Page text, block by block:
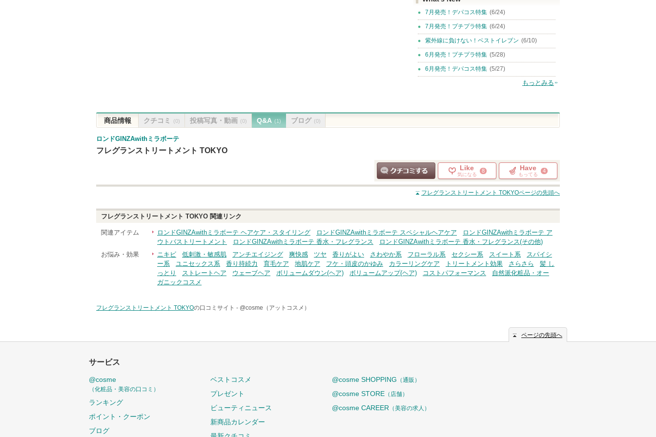
7月発売！デパコス特集 (6/24)
7月発売！プチプラ特集 (6/24)
紫外線に負けない！ベストイレブン (6/10)
6月発売！プチプラ特集 (5/28)
6月発売！デパコス特集 (5/27)
もっとみる
商品情報 クチコミ (0) 投稿写真・動画 (0) Q&A (1) ブログ (0)
ロンドGINZAwithミラボーテ
フレグランストリートメント TOKYO
クチコミする
Like
気になる
8 Have
もってる
4
フレグランストリートメント TOKYOページの先頭へ
フレグランストリートメント TOKYO 関連リンク
関連アイテム ロンドGINZAwithミラボーテ ヘアケア・スタイリング ロンドGINZAwithミラボーテ スペシャルヘアケア
ロンドGINZAwithミラボーテ ア
ウトバストリートメント
ロンドGINZAwithミラボーテ 香水・フレグランス
ロンドGINZAwithミラボーテ 香水・フレグランス(その他)
お悩み・効果
ニキビ 低刺激・敏感肌 アンチエイジング 爽快感 ツヤ 香りがよい さわやか系 フローラル系 セクシー系 スイート系
スパイシ
ー系
ユニセックス系 香り持続力 育毛ケア 地肌ケア フケ・頭皮のかゆみ カラーリングケア トリートメント効果 さらさら
髪 し
っとり
ストレートヘア ウェーブヘア ボリュームダウン(ヘア) ボリュームアップ(ヘア) コストパフォーマンス
自然派化粧品・オー
ガニックコスメ
フレグランストリートメント TOKYOの口コミサイト - @cosme（アットコスメ）
ページの先頭へ
サービス
@cosme
（化粧品・美容の口コミ）
ランキング
ポイント・クーポン
ブログ
ベストコスメ
プレゼント
ビューティニュース
新商品カレンダー
@cosme SHOPPING （通販）
@cosme STORE （店舗）
@cosme CAREER （美容の求人）